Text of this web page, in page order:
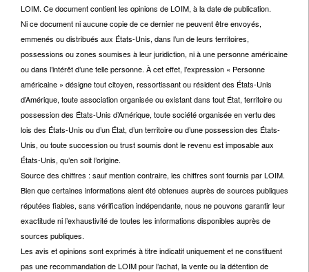
LOIM. Ce document contient les opinions de LOIM, à la date de publication.
Ni ce document ni aucune copie de ce dernier ne peuvent être envoyés,
emmenés ou distribués aux États-Unis, dans l’un de leurs territoires,
possessions ou zones soumises à leur juridiction, ni à une personne américaine
ou dans l’intérêt d’une telle personne. À cet effet, l’expression « Personne
américaine » désigne tout citoyen, ressortissant ou résident des États-Unis
d’Amérique, toute association organisée ou existant dans tout État, territoire ou
possession des États-Unis d’Amérique, toute société organisée en vertu des
lois des États-Unis ou d’un État, d’un territoire ou d’une possession des États-
Unis, ou toute succession ou trust soumis dont le revenu est imposable aux
États-Unis, qu’en soit l’origine.
Source des chiffres : sauf mention contraire, les chiffres sont fournis par LOIM.
Bien que certaines informations aient été obtenues auprès de sources publiques
réputées fiables, sans vérification indépendante, nous ne pouvons garantir leur
exactitude ni l’exhaustivité de toutes les informations disponibles auprès de
sources publiques.
Les avis et opinions sont exprimés à titre indicatif uniquement et ne constituent
pas une recommandation de LOIM pour l’achat, la vente ou la détention de